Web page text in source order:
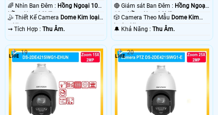
🌈 Nhìn Ban Đêm : Hồng Ngoại 10m
Hồng Ngoại SMD.
🤹 Thiết Kế Camera Dome Kim loại
+ Nhựa.
️⇝ Tích Hợp : Thu Âm.
🔴 Giám sát Ban Đêm : Hồng Ngoại
10m Hồng Ngoại SMD.
🎲 Camera Theo Mẫu Dome Kim
loại + Nhựa.
️🔔 Khả Năng :Thu Âm.
19 20